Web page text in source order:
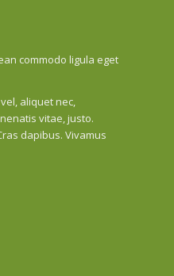
commodo ligula eget
aliquet nec,
vitae, justo.
dapibus. Vivamus